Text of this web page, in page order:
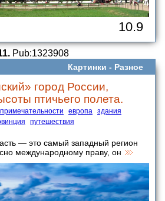
10.9
Pub:1323908
Картинки - Разное
город России,
птичьего полета.
европа здания
путешествия
— это самый западный регион
международному праву, он